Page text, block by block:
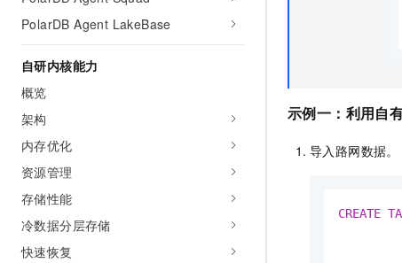
PolarDB Agent LakeBase
自研内核能力
概览
架构
内存优化
资源管理
存储性能
冷数据分层存储
快速恢复
示例一 ：利用自
导入路网数据。
CREATE